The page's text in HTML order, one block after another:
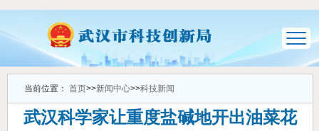
当前位置： 首页>>新闻中心>>科技新闻
武汉科学家让重度盐碱地开出油菜花